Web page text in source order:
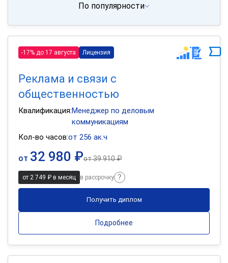
По популярности
-17% до 17 августа Лицензия
Реклама и связи с
общественностью
Квалификация:Менеджер по деловым
коммуникациям
Кол-во часов:от 256 ак.ч
от 32 980 ₽от39 910 ₽
от 2 749 ₽ в месяц в рассрочку
Получить диплом
Подробнее